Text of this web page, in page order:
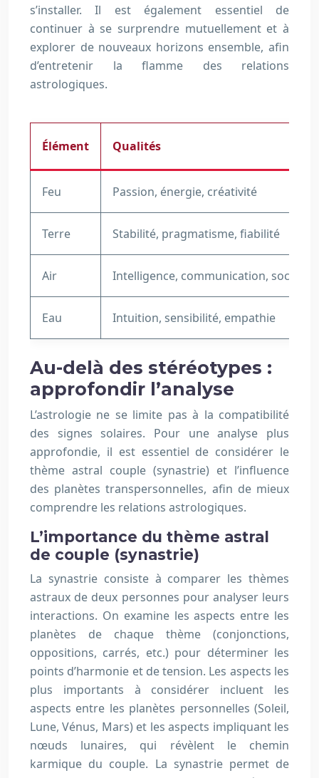
s’installer. Il est également essentiel de
continuer à se surprendre mutuellement et à
explorer de nouveaux horizons ensemble, afin
d’entretenir la flamme des relations
astrologiques.
Élément Qualités
Feu Passion, énergie, créativité
Terre Stabilité, pragmatisme, fiabilité
Air Intelligence, communication,
Eau Intuition, sensibilité, empathie
Au-delà des stéréotypes :
approfondir l’analyse
L’astrologie ne se limite pas à la compatibilité
des signes solaires. Pour une analyse plus
approfondie, il est essentiel de considérer le
thème astral couple (synastrie) et l’influence
des planètes transpersonnelles, afin de mieux
comprendre les relations astrologiques.
L’importance du thème astral
de couple (synastrie)
La synastrie consiste à comparer les thèmes
astraux de deux personnes pour analyser leurs
interactions. On examine les aspects entre les
planètes de chaque thème (conjonctions,
oppositions, carrés, etc.) pour déterminer les
points d’harmonie et de tension. Les aspects les
plus importants à considérer incluent les
aspects entre les planètes personnelles (Soleil,
Lune, Vénus, Mars) et les aspects impliquant les
nœuds lunaires, qui révèlent le chemin
karmique du couple. La synastrie permet de